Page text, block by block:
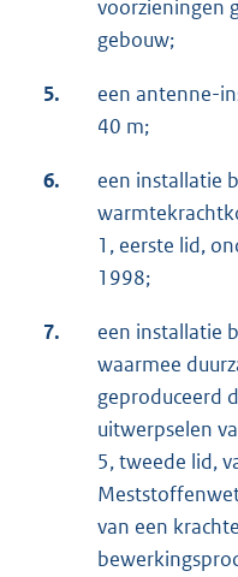
voorzieningen
gebouw;
5.
een antenne-
40 m;
6.
een installatie
1, eerste lid,
1998;
7.
een installatie
waarmee
geproduceerd
uitwerpselen
5, tweede lid,
van een